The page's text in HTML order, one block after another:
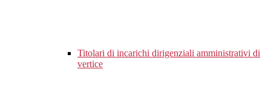
Titolari di incarichi dirigenziali amministrativi di
vertice